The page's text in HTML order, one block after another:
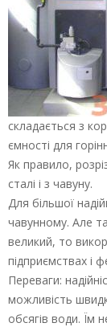
складається з
ємності для
Як правило,
сталі і з чавуну.
Для більшої
чавунному. Але
великий, то
підприємствах і
Переваги:
можливість
обсягів води. Їм